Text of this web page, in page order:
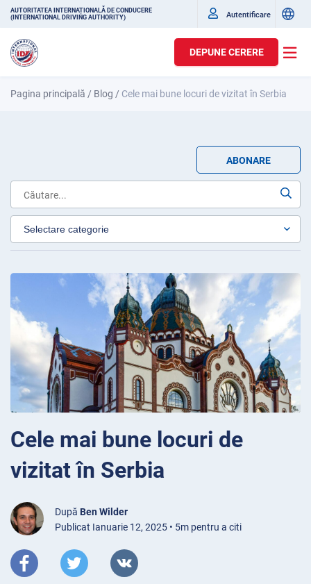
AUTORITATEA INTERNAȚIONALĂ DE CONDUCERE
(INTERNATIONAL DRIVING AUTHORITY)
Autentificare
DEPUNE CERERE
Pagina principală / Blog / Cele mai bune locuri de vizitat în Serbia
ABONARE
Cele mai bune locuri de
vizitat în Serbia
După Ben Wilder
Publicat Ianuarie 12, 2025 • 5m pentru a citi